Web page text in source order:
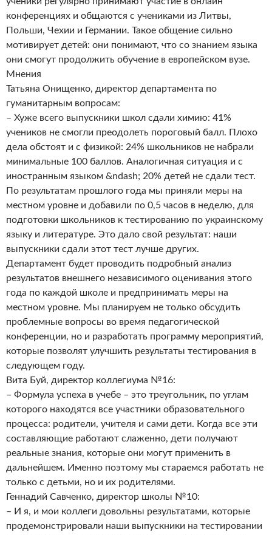
конференциях и общаются с учениками из Литвы,
Польши, Чехии и Германии. Такое общение сильно
мотивирует детей: они понимают, что со знанием языка
они смогут продолжить обучение в европейском вузе.
Мнения
Татьяна Онищенко, директор департамента по
гуманитарным вопросам:
– Хуже всего выпускники школ сдали химию: 41%
учеников не смогли преодолеть пороговый балл. Плохо
дела обстоят и с физикой: 24% школьников не набрали
минимальные 100 баллов. Аналогичная ситуация и с
иностранным языком &ndash; 20% детей не сдали тест.
По результатам прошлого года мы приняли меры на
местном уровне и добавили по 0,5 часов в неделю, для
подготовки школьников к тестированию по украинскому
языку и литературе. Это дало свой результат: наши
выпускники сдали этот тест лучше других.
Департамент будет проводить подробный анализ
результатов внешнего независимого оценивания этого
года по каждой школе и предпринимать меры на
местном уровне. Мы планируем не только обсудить
проблемные вопросы во время педагогической
конференции, но и разработать программу мероприятий,
которые позволят улучшить результаты тестирования в
следующем году.
Вита Буй, директор коллегиума №16:
– Формула успеха в учебе – это треугольник, по углам
которого находятся все участники образовательного
процесса: родители, учителя и сами дети. Когда все эти
составляющие работают слаженно, дети получают
реальные знания, которые они могут применить в
дальнейшем. Именно поэтому мы стараемся работать не
только с детьми, но и их родителями.
Геннадий Савченко, директор школы №10:
– И я, и мои коллеги довольны результатами, которые
продемонстрировали наши выпускники на тестировании